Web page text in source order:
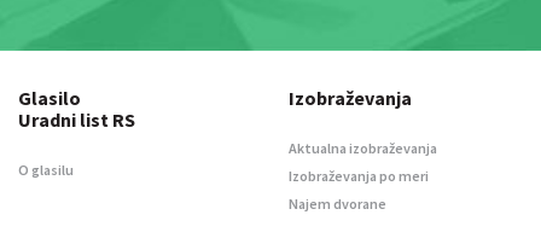
Glasilo
Uradni list RS
O glasilu
Izobraževanja
Aktualna izobraževanja
Izobraževanja po meri
Najem dvorane